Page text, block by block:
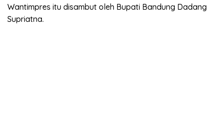
Wantimpres itu disambut oleh Bupati Bandung Dadang
Supriatna.